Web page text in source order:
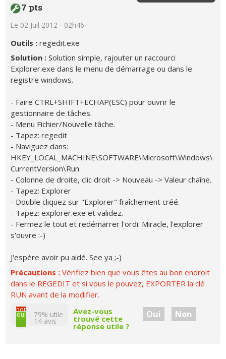
7 pts
Le 02 Juil 2012 - 02h46
Outils :regedit.exe
Solution :Solution simple, rajouter un raccourci
Explorer.exe dans le menu de démarrage ou dans le
registre windows.
- Faire CTRL+SHIFT+ECHAP(ESC) pour ouvrir le
gestionnaire de tâches.
- Menu Fichier/Nouvelle tâche.
- Tapez: regedit
- Naviguez dans:
HKEY_LOCAL_MACHINE\SOFTWARE\Microsoft\Windows\
CurrentVersion\Run
- Colonne de droite, clic droit -> Nouveau -> Valeur chaîne.
- Tapez: Explorer
- Double cliquez sur "Explorer" fraîchement créé.
- Tapez: explorer.exe et validez.
- Fermez le tout et redémarrer l'ordi. Miracle, l'explorer
s'ouvre :-)
J'espère avoir pu aidé. See ya ;-)
Précautions :Vérifiez bien que vous êtes au bon endroit
dans le REGEDIT et si vous le pouvez, EXPORTER la clé
RUN avant de la modifier.
non
oui 79% utile
14 avis
Avez-vous
trouvé cette
réponse utile ?
Oui Non